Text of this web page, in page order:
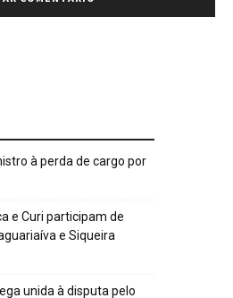
à perda de cargo por
e Curi participam de
e Siqueira
unida à disputa pelo